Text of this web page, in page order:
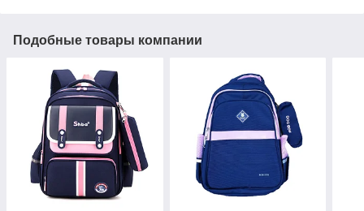
Подобные товары компании